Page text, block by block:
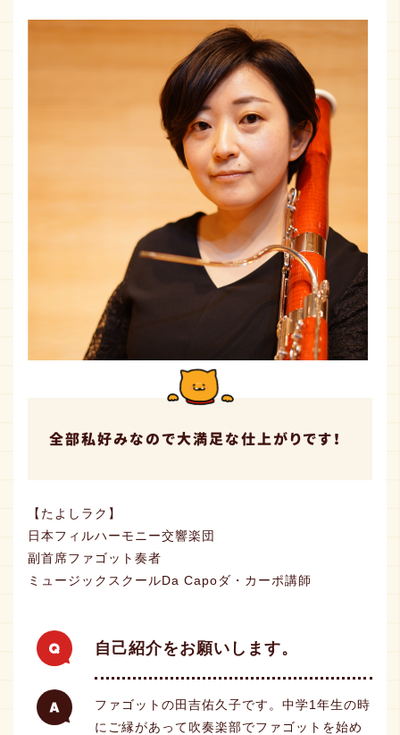
取扱店
全部私好みなので大満足な仕上がりです！
【たよしラク】
日本フィルハーモニー交響楽団
副首席ファゴット奏者
ミュージックスクールDa Capoダ・カーポ講師
自己紹介をお願いします。
ファゴットの田吉佑久子です。中学1年生の時
にご縁があって吹奏楽部でファゴットを始め